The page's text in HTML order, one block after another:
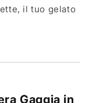
il tuo gelato
Gaggia in